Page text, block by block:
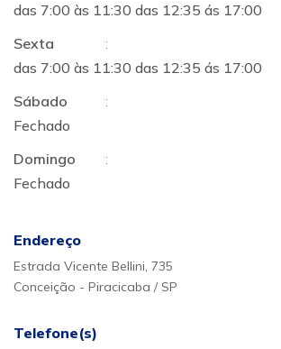
das 7:00 às 11:30 das 12:35 ás 17:00
Sexta
:
das 7:00 às 11:30 das 12:35 ás 17:00
Sábado
:
Fechado
Domingo
:
Fechado
Endereço
Estrada Vicente Bellini, 735
Conceição - Piracicaba / SP
Telefone(s)